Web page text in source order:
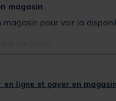
magasin
magasin pour voir la
en ligne et payer en magasin